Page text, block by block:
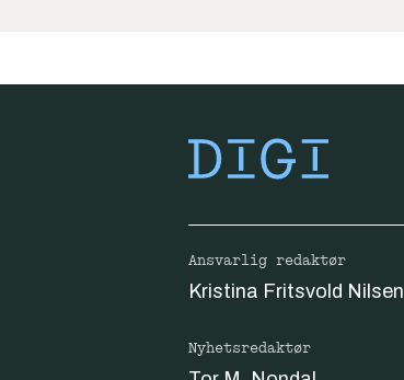
Ansvarlig redaktør
Kristina Fritsvold Nilsen
Nyhetsredaktør